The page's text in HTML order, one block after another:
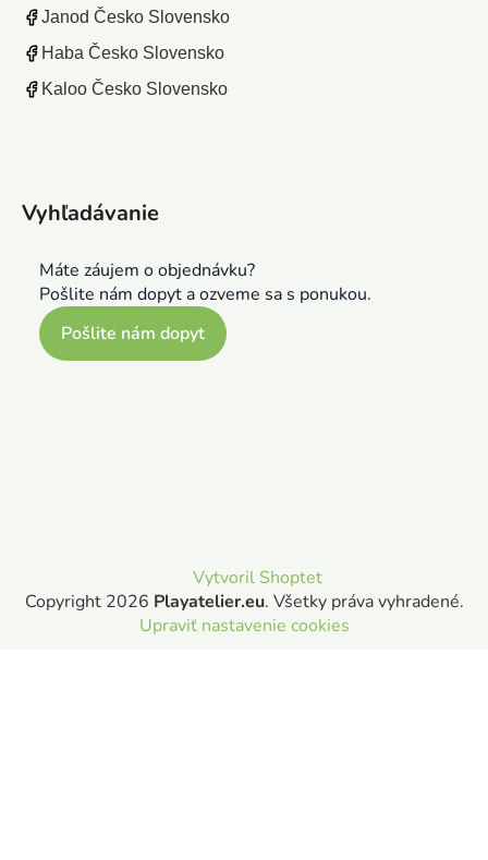
Janod Česko Slovensko
Haba Česko Slovensko
Kaloo Česko Slovensko
Vyhľadávanie
Máte záujem o objednávku?
Pošlite nám dopyt a ozveme sa s ponukou.
Pošlite nám dopyt
Vytvoril Shoptet
Copyright 2026 Playatelier.eu. Všetky práva vyhradené.
Upraviť nastavenie cookies